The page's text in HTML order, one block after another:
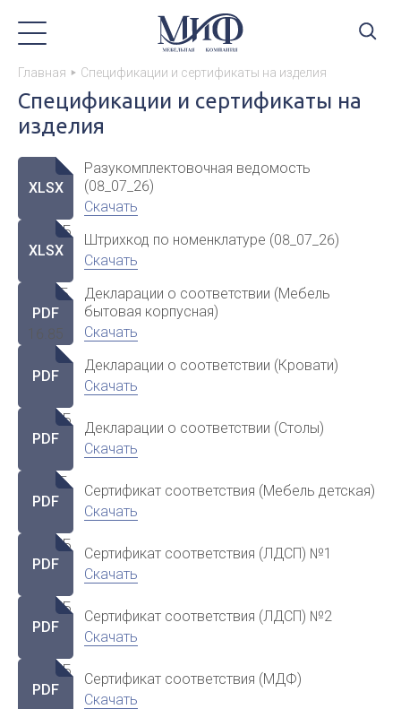
Главная Спецификации и сертификаты на изделия
Спецификации и сертификаты на
изделия
XLSX
4.23 МБ
Разукомплектовочная ведомость
(08_07_26)
Скачать
XLSX
833 КБ
Штрихкод по номенклатуре (08_07_26)
Скачать
PDF
16.85
МБ
Декларации о соответствии (Мебель
бытовая корпусная)
Скачать
PDF
3.52 МБ
Декларации о соответствии (Кровати)
Скачать
PDF
1.2 МБ
Декларации о соответствии (Столы)
Скачать
PDF
6.68 МБ
Сертификат соответствия (Мебель детская)
Скачать
PDF
1.13 МБ
Сертификат соответствия (ЛДСП) №1
Скачать
PDF
3.76 МБ
Сертификат соответствия (ЛДСП) №2
Скачать
PDF
Сертификат соответствия (МДФ)
Скачать